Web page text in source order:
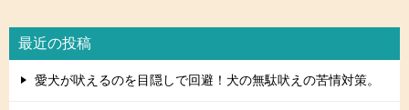
最近の投稿
愛犬が吠えるのを目隠しで回避！犬の無駄吠えの苦情対策。